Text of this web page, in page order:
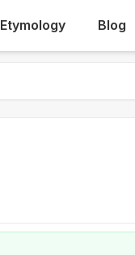
Etymology Blog